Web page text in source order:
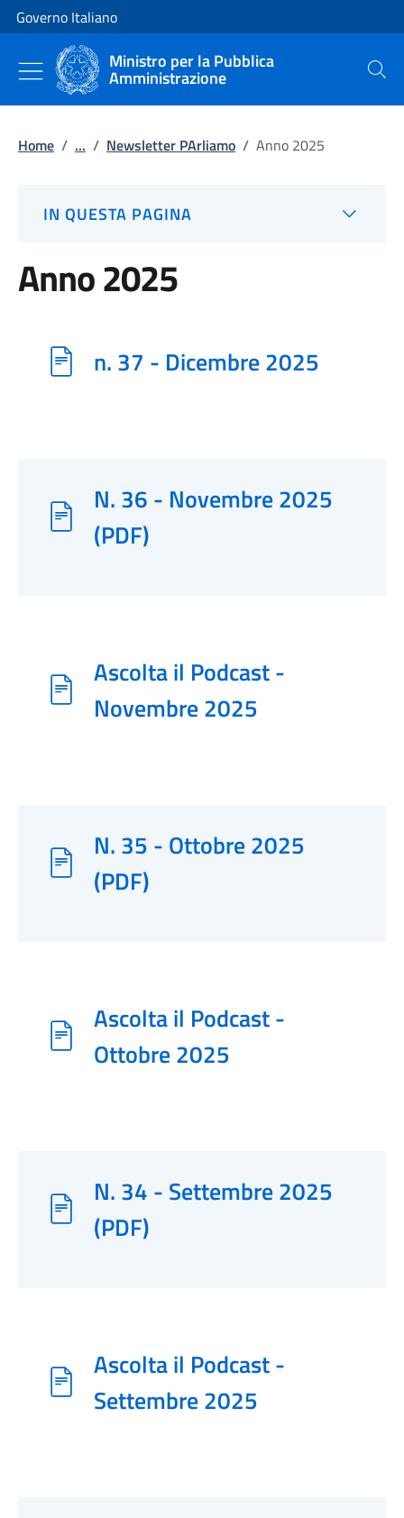
Vai al contenuto
Vai alla navigazione del sito
Governo Italiano
Ministro per la Pubblica
Amministrazione Cerca
Home / ... / Newsletter PArliamo / Anno 2025
IN QUESTA PAGINA
Anno 2025
n. 37 - Dicembre 2025
N. 36 - Novembre 2025
(PDF)
Ascolta il Podcast -
Novembre 2025
N. 35 - Ottobre 2025
(PDF)
Ascolta il Podcast -
Ottobre 2025
N. 34 - Settembre 2025
(PDF)
Ascolta il Podcast -
Settembre 2025